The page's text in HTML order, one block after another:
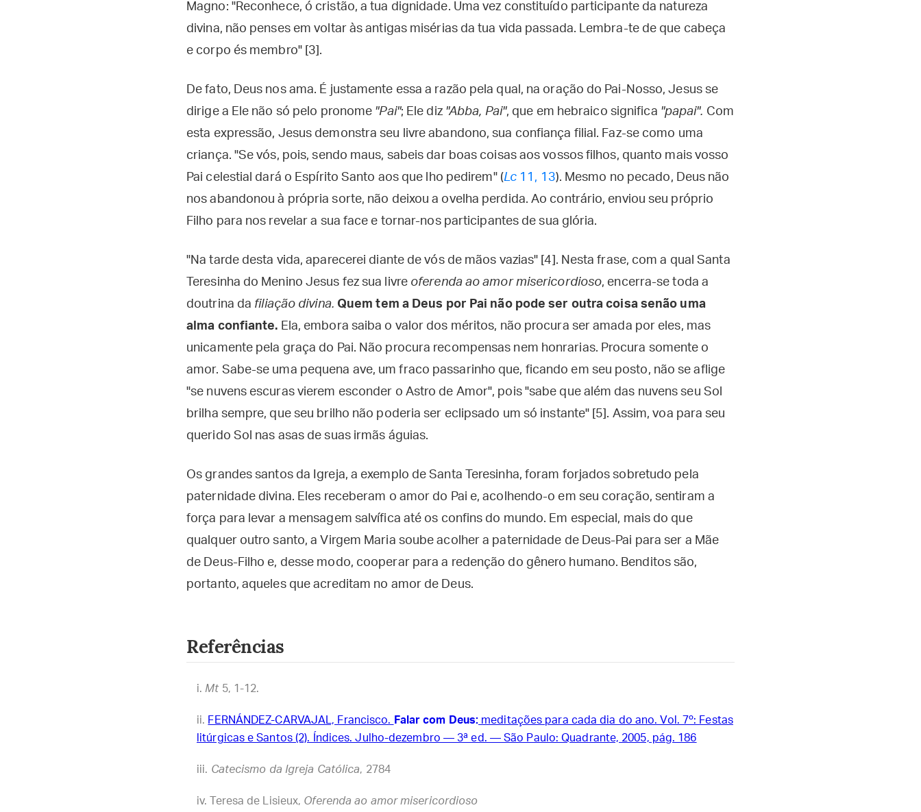
Magno: "Reconhece, ó cristão, a tua dignidade. Uma vez constituído participante da natureza
divina, não penses em voltar às antigas misérias da tua vida passada. Lembra-te de que cabeça
e corpo és membro" [3].
De fato, Deus nos ama. É justamente essa a razão pela qual, na oração do Pai-Nosso, Jesus se
dirige a Ele não só pelo pronome "Pai"; Ele diz "Abba, Pai", que em hebraico significa "papai". Com
esta expressão, Jesus demonstra seu livre abandono, sua confiança filial. Faz-se como uma
criança. "Se vós, pois, sendo maus, sabeis dar boas coisas aos vossos filhos, quanto mais vosso
Pai celestial dará o Espírito Santo aos que lho pedirem" (Lc 11, 13). Mesmo no pecado, Deus não
nos abandonou à própria sorte, não deixou a ovelha perdida. Ao contrário, enviou seu próprio
Filho para nos revelar a sua face e tornar-nos participantes de sua glória.
"Na tarde desta vida, aparecerei diante de vós de mãos vazias" [4]. Nesta frase, com a qual Santa
Teresinha do Menino Jesus fez sua livre oferenda ao amor misericordioso, encerra-se toda a
doutrina da filiação divina. Quem tem a Deus por Pai não pode ser outra coisa senão uma
alma confiante. Ela, embora saiba o valor dos méritos, não procura ser amada por eles, mas
unicamente pela graça do Pai. Não procura recompensas nem honrarias. Procura somente o
amor. Sabe-se uma pequena ave, um fraco passarinho que, ficando em seu posto, não se aflige
"se nuvens escuras vierem esconder o Astro de Amor", pois "sabe que além das nuvens seu Sol
brilha sempre, que seu brilho não poderia ser eclipsado um só instante" [5]. Assim, voa para seu
querido Sol nas asas de suas irmãs águias.
Os grandes santos da Igreja, a exemplo de Santa Teresinha, foram forjados sobretudo pela
paternidade divina. Eles receberam o amor do Pai e, acolhendo-o em seu coração, sentiram a
força para levar a mensagem salvífica até os confins do mundo. Em especial, mais do que
qualquer outro santo, a Virgem Maria soube acolher a paternidade de Deus-Pai para ser a Mãe
de Deus-Filho e, desse modo, cooperar para a redenção do gênero humano. Benditos são,
portanto, aqueles que acreditam no amor de Deus.
Referências
Mt 5, 1-12.
FERNÁNDEZ-CARVAJAL, Francisco. Falar com Deus: meditações para cada dia do ano. Vol. 7º: Festas
litúrgicas e Santos (2). Índices. Julho-dezembro — 3ª ed. — São Paulo: Quadrante, 2005, pág. 186
Catecismo da Igreja Católica, 2784
Teresa de Lisieux, Oferenda ao amor misericordioso